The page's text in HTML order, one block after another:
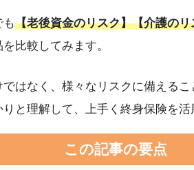
も【老後資金のリスク】【介護の
比較してみます。
はなく、様々なリスクに備えるこ
と理解して、上手く終身保険を活
この記事の要点